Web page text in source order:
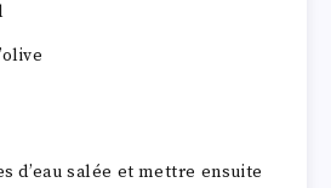
d’eau salée et mettre ensuite